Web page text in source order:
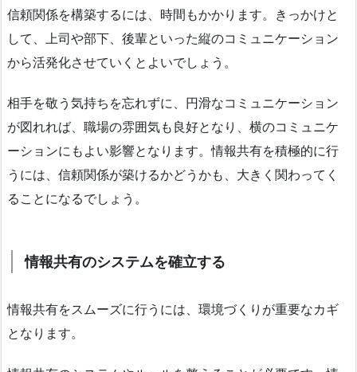
信頼関係を構築するには、時間もかかります。きっかけと
して、上司や部下、後輩といった縦のコミュニケーション
から活発化させていくとよいでしょう。
相手を敬う気持ちを忘れずに、円滑なコミュニケーション
が図れれば、職場の雰囲気も良好となり、横のコミュニケ
ーションにもよい影響となります。情報共有を積極的に行
うには、信頼関係が築けるかどうかも、大きく関わってく
ることになるでしょう。
情報共有のシステムを確立する
情報共有をスムーズに行うには、環境づくりが重要なカギ
となります。